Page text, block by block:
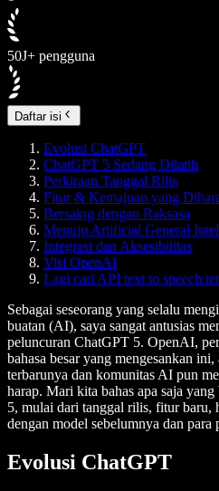
50J+ pengguna
Daftar isi
Evolusi ChatGPT
ChatGPT 5 Sedang Dilatih
Perkiraan Tanggal Rilis
Fitur & Kemajuan yang
Bersaing dengan Raksasa
Menuju Artificial General
Integrasi dan Aksesibilitas
Visi OpenAI
Lagi cari API text to speech
Sebagai seseorang yang selalu
buatan (AI), saya sangat antusias
peluncuran ChatGPT 5. OpenAI,
bahasa besar yang mengesankan
terbarunya dan komunitas AI pun
harap. Mari kita bahas apa saja
5, mulai dari tanggal rilis, fitur baru,
dengan model sebelumnya dan para
Evolusi ChatGPT